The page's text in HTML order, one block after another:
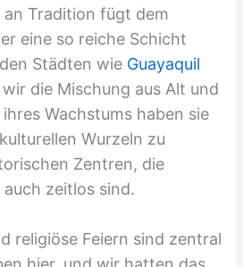
an Tradition fügt dem
eine so reiche Schicht
Städten wie Guayaquil
die Mischung aus Alt und
Wachstums haben sie
Wurzeln zu
Zentren, die
zeitlos sind.
religiöse Feiern sind zentral